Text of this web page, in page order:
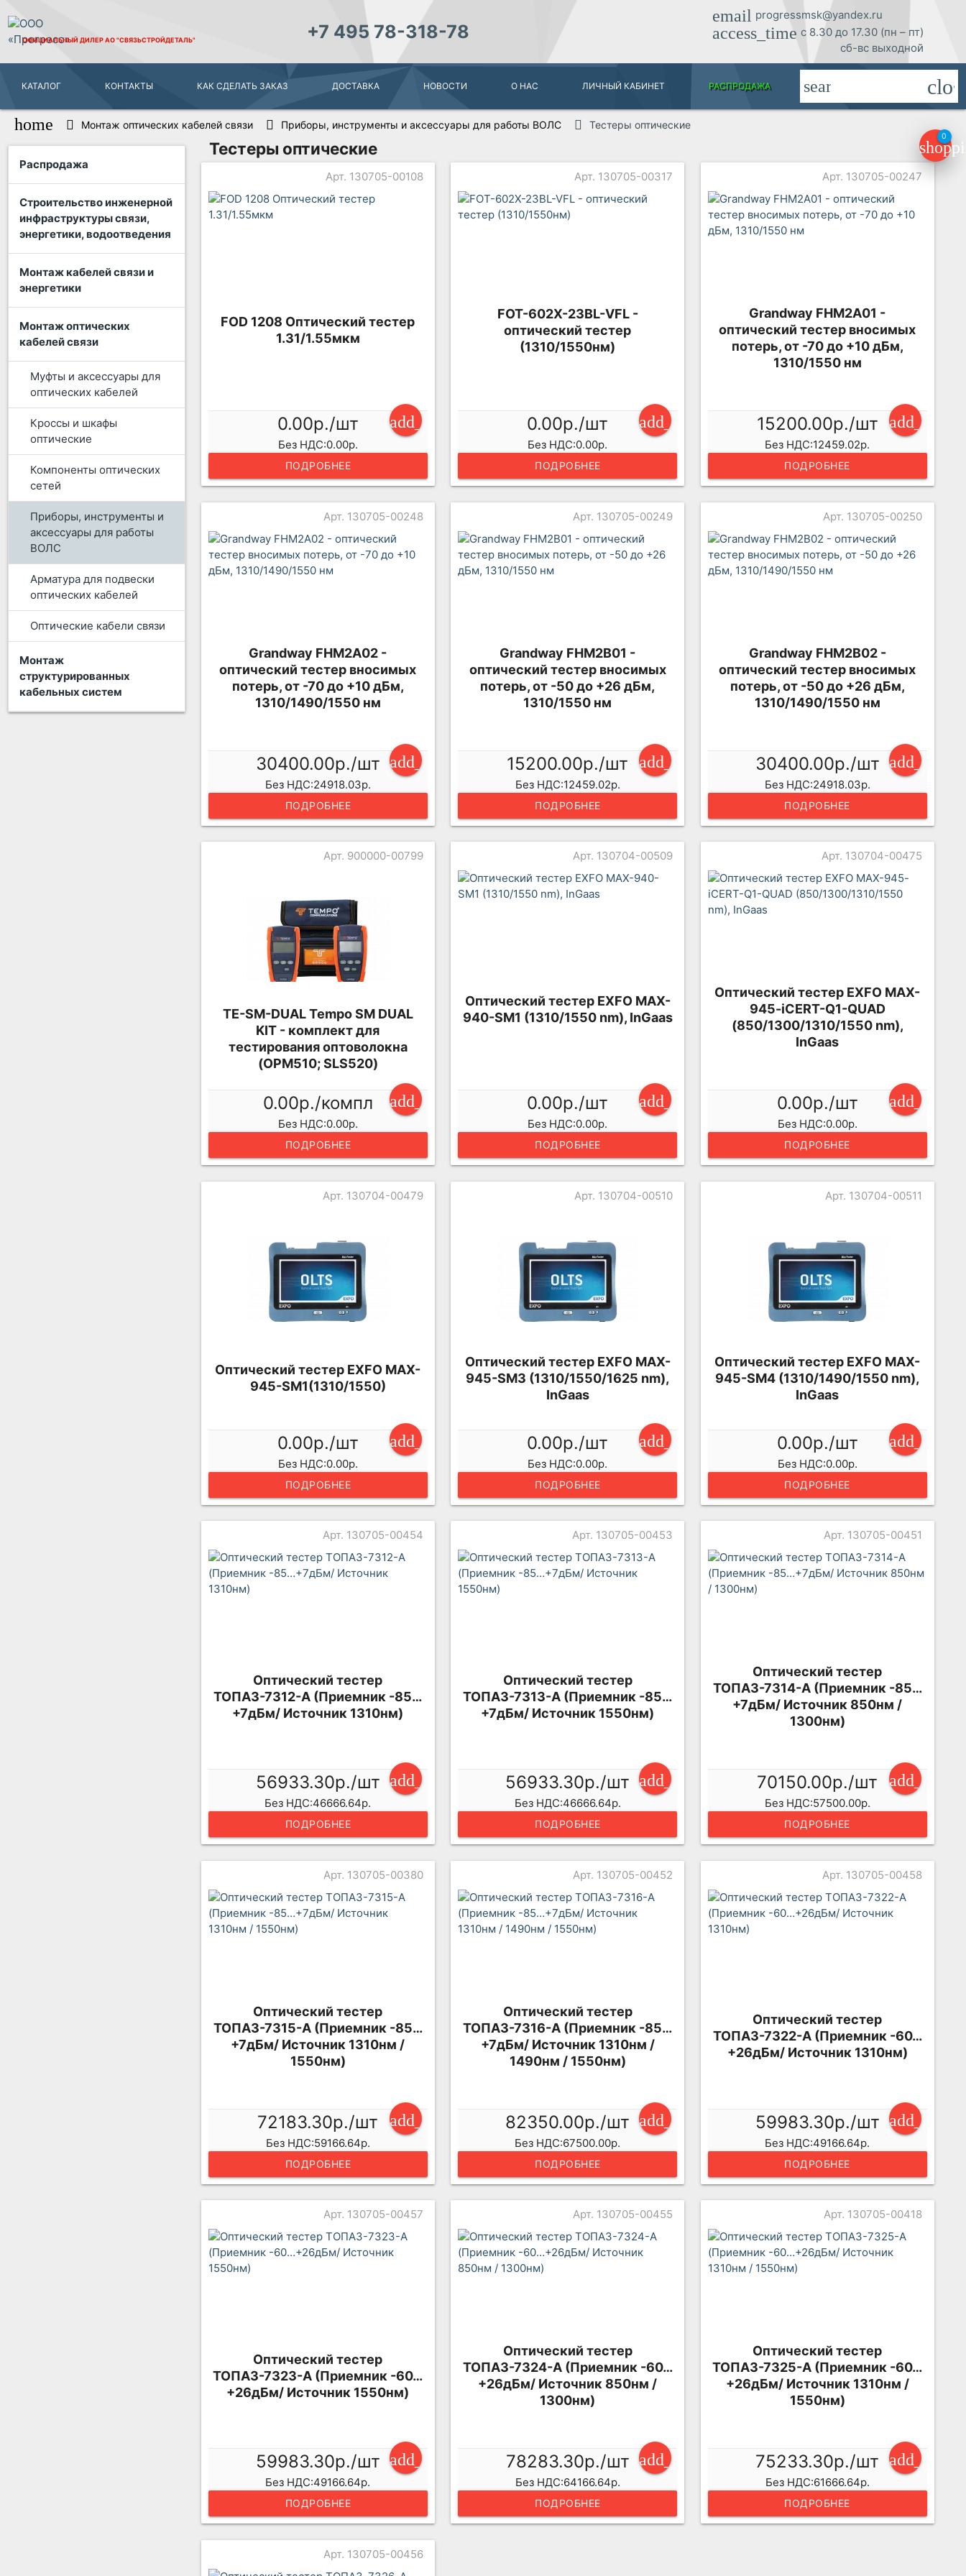
ОФИЦИАЛЬНЫЙ ДИЛЕРАО "СВЯЗЬСТРОЙДЕТАЛЬ" +7 495 78-318-78
email progressmsk@yandex.ru
access_time с 8.30 до 17.30 (пн – пт)
сб-вс выходной
КАТАЛОГ КОНТАКТЫ КАК СДЕЛАТЬ ЗАКАЗ ДОСТАВКА НОВОСТИ О НАС ЛИЧНЫЙ КАБИНЕТ РАСПРОДАЖА search
0
home Монтаж оптических кабелей связи Приборы, инструменты и аксессуары для работы ВОЛС Тестеры оптические
Распродажа
Строительство инженерной
инфраструктуры связи,
энергетики, водоотведения
Монтаж кабелей связи и
энергетики
Монтаж оптических
кабелей связи
Муфты и аксессуары для
оптических кабелей
Кроссы и шкафы
оптические
Компоненты оптических
сетей
Приборы, инструменты и
аксессуары для работы
ВОЛС
Арматура для подвески
оптических кабелей
Оптические кабели связи
Монтаж
структурированных
кабельных систем
Тестеры оптические
Арт. 130705-00108
FOD 1208 Оптический тестер
1.31/1.55мкм
add_shopping_cart
0.00р./шт
Без НДС:0.00р.
ПОДРОБНЕЕ
Арт. 130705-00317
FOT-602X-23BL-VFL -
оптический тестер
(1310/1550нм)
add_shopping_cart
0.00р./шт
Без НДС:0.00р.
ПОДРОБНЕЕ
Арт. 130705-00247
Grandway FHM2A01 -
оптический тестер вносимых
потерь, от -70 до +10 дБм,
1310/1550 нм
15200.00р./шт
Без НДС:12459.02р.
ПОДРОБНЕЕ
Арт. 130705-00248
Grandway FHM2A02 -
оптический тестер вносимых
потерь, от -70 до +10 дБм,
1310/1490/1550 нм
add_shopping_cart
30400.00р./шт
Без НДС:24918.03р.
ПОДРОБНЕЕ
Арт. 130705-00249
Grandway FHM2B01 -
оптический тестер вносимых
потерь, от -50 до +26 дБм,
1310/1550 нм
add_shopping_cart
15200.00р./шт
Без НДС:12459.02р.
ПОДРОБНЕЕ
Арт. 130705-00250
Grandway FHM2B02 -
оптический тестер вносимых
потерь, от -50 до +26 дБм,
1310/1490/1550 нм
30400.00р./шт
Без НДС:24918.03р.
ПОДРОБНЕЕ
Арт. 900000-00799
TE-SM-DUAL Tempo SM DUAL
KIT - комплект для
тестирования оптоволокна
(OPM510; SLS520)
add_shopping_cart
0.00р./компл
Без НДС:0.00р.
ПОДРОБНЕЕ
Арт. 130704-00509
Оптический тестер EXFO MAX-
940-SM1 (1310/1550 nm), InGaas
add_shopping_cart
0.00р./шт
Без НДС:0.00р.
ПОДРОБНЕЕ
Арт. 130704-00475
Оптический тестер EXFO MAX-
945-iCERT-Q1-QUAD
(850/1300/1310/1550 nm),
InGaas
0.00р./шт
Без НДС:0.00р.
ПОДРОБНЕЕ
Арт. 130704-00479
Оптический тестер EXFO MAX-
945-SM1(1310/1550)
add_shopping_cart
0.00р./шт
Без НДС:0.00р.
ПОДРОБНЕЕ
Арт. 130704-00510
Оптический тестер EXFO MAX-
945-SM3 (1310/1550/1625 nm),
InGaas
add_shopping_cart
0.00р./шт
Без НДС:0.00р.
ПОДРОБНЕЕ
Арт. 130704-00511
Оптический тестер EXFO MAX-
945-SM4 (1310/1490/1550 nm),
InGaas
0.00р./шт
Без НДС:0.00р.
ПОДРОБНЕЕ
Арт. 130705-00454
Оптический тестер
ТОПАЗ-7312-А (Приемник -85…
+7дБм/ Источник 1310нм)
add_shopping_cart
56933.30р./шт
Без НДС:46666.64р.
ПОДРОБНЕЕ
Арт. 130705-00453
Оптический тестер
ТОПАЗ-7313-А (Приемник -85…
+7дБм/ Источник 1550нм)
add_shopping_cart
56933.30р./шт
Без НДС:46666.64р.
ПОДРОБНЕЕ
Арт. 130705-00451
Оптический тестер
ТОПАЗ-7314-А (Приемник -85…
+7дБм/ Источник 850нм /
1300нм)
70150.00р./шт
Без НДС:57500.00р.
ПОДРОБНЕЕ
Арт. 130705-00380
Оптический тестер
ТОПАЗ-7315-А (Приемник -85…
+7дБм/ Источник 1310нм /
1550нм)
add_shopping_cart
72183.30р./шт
Без НДС:59166.64р.
ПОДРОБНЕЕ
Арт. 130705-00452
Оптический тестер
ТОПАЗ-7316-А (Приемник -85…
+7дБм/ Источник 1310нм /
1490нм / 1550нм)
add_shopping_cart
82350.00р./шт
Без НДС:67500.00р.
ПОДРОБНЕЕ
Арт. 130705-00458
Оптический тестер
ТОПАЗ-7322-А (Приемник -60…
+26дБм/ Источник 1310нм)
59983.30р./шт
Без НДС:49166.64р.
ПОДРОБНЕЕ
Арт. 130705-00457
Оптический тестер
ТОПАЗ-7323-А (Приемник -60…
+26дБм/ Источник 1550нм)
add_shopping_cart
59983.30р./шт
Без НДС:49166.64р.
ПОДРОБНЕЕ
Арт. 130705-00455
Оптический тестер
ТОПАЗ-7324-А (Приемник -60…
+26дБм/ Источник 850нм /
1300нм)
add_shopping_cart
78283.30р./шт
Без НДС:64166.64р.
ПОДРОБНЕЕ
Арт. 130705-00418
Оптический тестер
ТОПАЗ-7325-А (Приемник -60…
+26дБм/ Источник 1310нм /
1550нм)
75233.30р./шт
Без НДС:61666.64р.
ПОДРОБНЕЕ
Арт. 130705-00456